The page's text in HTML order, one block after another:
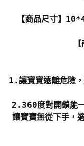
【商品尺寸】
1.讓寶寶遠離危險
2.360度對開鎖能
讓寶寶無從下手，